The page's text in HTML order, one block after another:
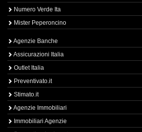
Numero Verde Ita
Mister Peperoncino
Agenzie Banche
Assicurazioni Italia
Outlet Italia
Preventivato.it
Stimato.it
Agenzie Immobiliari
Immobiliari Agenzie